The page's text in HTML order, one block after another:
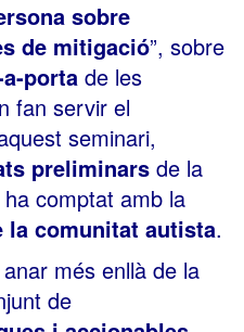
sobre
de mitigació”, sobre
porta de les
fan servir el
seminari,
preliminars de la
comptat amb la
comunitat autista.
més enllà de la
de